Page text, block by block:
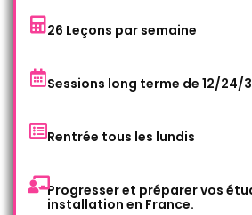
26 Leçons par semaine
Sessions long terme de 12/24/
Rentrée tous les lundis
Progresser et préparer vos
installation en France.